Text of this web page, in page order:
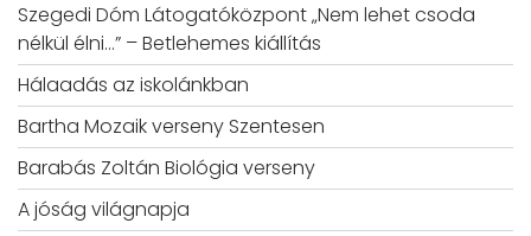
Szegedi Dóm Látogatóközpont „Nem lehet csoda
nélkül élni…” – Betlehemes kiállítás
Hálaadás az iskolánkban
Bartha Mozaik verseny Szentesen
Barabás Zoltán Biológia verseny
A jóság világnapja